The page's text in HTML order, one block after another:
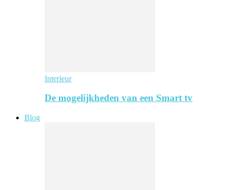
Interieur
De mogelijkheden van een Smart tv
Blog